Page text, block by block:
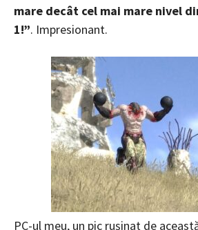
mare decât cel mai mare nivel
1!”. Impresionant.
PC-ul meu, un pic ruşinat de